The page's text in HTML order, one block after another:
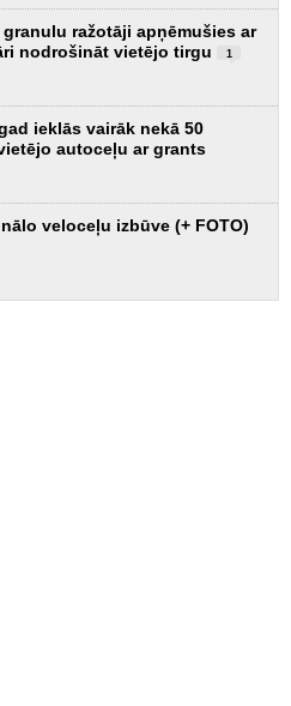
ražotāji apņēmušies ar
nodrošināt vietējo tirgu
1
ieklās vairāk nekā 50
autoceļu ar grants
veloceļu izbūve (+ FOTO)